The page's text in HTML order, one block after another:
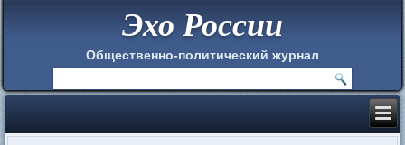
Эхо России
Общественно-политический журнал